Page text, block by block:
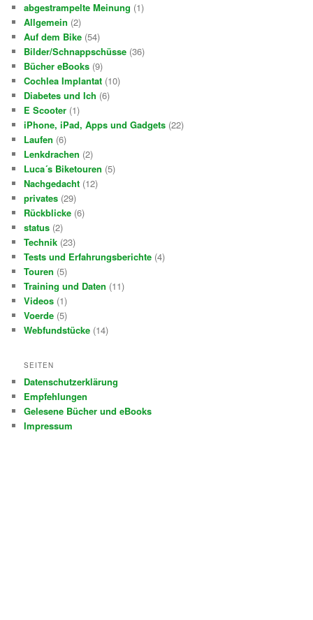
abgestrampelte Meinung (1)
Allgemein (2)
Auf dem Bike (54)
Bilder/Schnappschüsse (36)
Bücher eBooks (9)
Cochlea Implantat (10)
Diabetes und Ich (6)
E Scooter (1)
iPhone, iPad, Apps und Gadgets (22)
Laufen (6)
Lenkdrachen (2)
Luca´s Biketouren (5)
Nachgedacht (12)
privates (29)
Rückblicke (6)
status (2)
Technik (23)
Tests und Erfahrungsberichte (4)
Touren (5)
Training und Daten (11)
Videos (1)
Voerde (5)
Webfundstücke (14)
SEITEN
Datenschutzerklärung
Empfehlungen
Gelesene Bücher und eBooks
Impressum